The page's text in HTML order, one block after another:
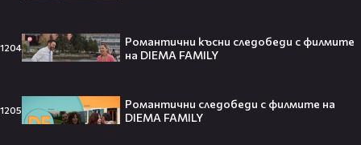
1204
Романтични късни следобеди с филмите
на DIEMA FAMILY
1205
Романтични следобеди с филмите на
DIEMA FAMILY
Кралят на YouTube – младоженец:
MrBeast се ожени!💍🥰